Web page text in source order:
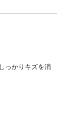
っかりキズを消